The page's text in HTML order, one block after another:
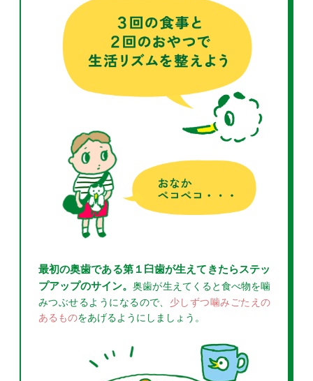
最初の奥歯である第１臼歯が生えてきたらステッ
プアップのサイン。奥歯が生えてくると食べ物を噛
みつぶせるようになるので、 少しずつ噛みごたえの
あるものをあげるようにしましょう。